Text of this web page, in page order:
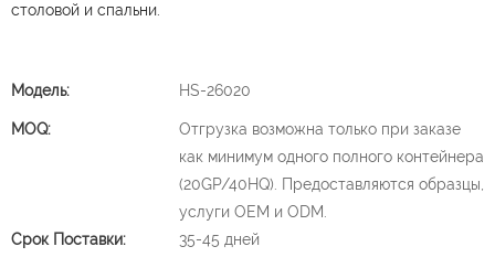
столовой и спальни.
Модель: HS-26020
MOQ:
Отгрузка возможна только при заказе
как минимум одного полного контейнера
(20GP/40HQ). Предоставляются образцы,
услуги OEM и ODM.
Срок Поставки:
35-45 дней